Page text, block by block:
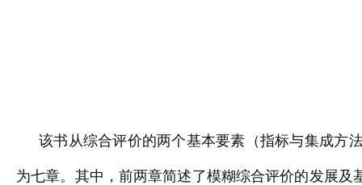
该书从综合评价的两个基本要素（指标与集成方
为七章。其中，前两章简述了模糊综合评价的发展